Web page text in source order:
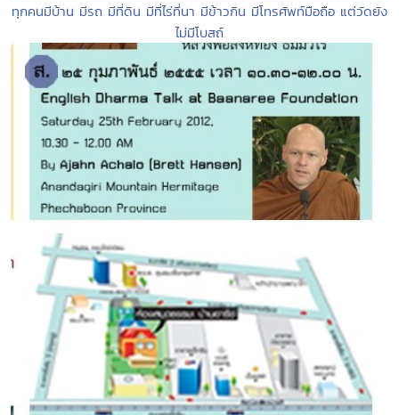
ทุกคนมีบ้าน มีรถ มีที่ดิน มีที่ไร่ที่นา มีข้าวกิน มีโทรศัพท์มือถือ แต่วัดยัง
ไม่มีโบสถ์